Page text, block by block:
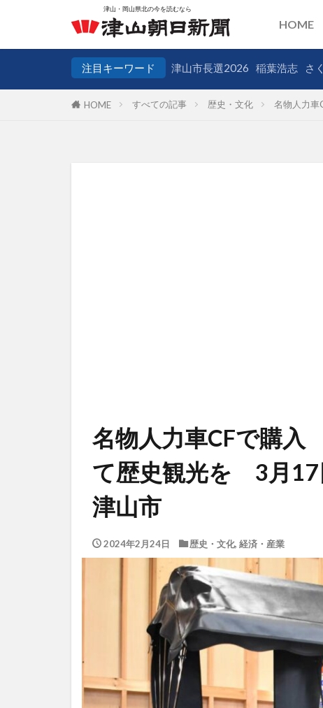
HOME
注目キーワード 津山市長選2026 稲葉浩志 さ
HOME すべての記事 歴史・文化 名物人力
名物人力車CFで購
て歴史観光を 3月17
津山市
2024年2月24日 歴史・文化, 経済・産業